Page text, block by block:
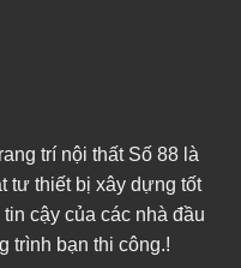
trí nội thất Số 88 là
tư thiết bị xây dựng tốt
cậy của các nhà đầu
trình bạn thi công.!